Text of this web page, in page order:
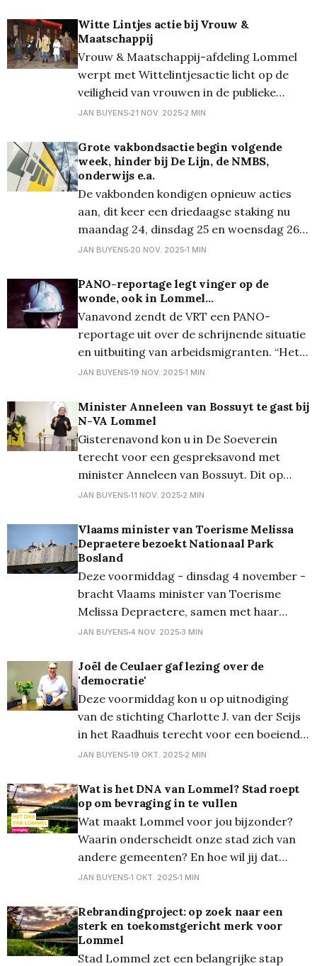
werkdag. In het Kristalpark en Balendijk
waren er geen
Witte Lintjes actie bij Vrouw &
Maatschappij
Vrouw & Maatschappij-afdeling Lommel
werpt met Wittelintjesactie licht op de
veiligheid van vrouwen in de publieke
ruimte. Want uit de Veiligheidsmonitor van
vrouwen zich onveilig voelt in hun buurt.
Met de Wittelintjesactie van 2025, die
vandaag plaatsvond, vraagt Vrouw &
Maatschappij
JAN BUYENS 21 NOV. 2025 2 MIN
Grote vakbondsactie begin volgende
week, hinder bij De Lijn, de NMBS,
onderwijs e.a.
De vakbonden kondigen opnieuw acties
aan, dit keer een driedaagse staking nu
maandag 24, dinsdag 25 en woensdag 26
november. De spoorwegen staken op 24
diensten in het land. Op 26 november is er
een nationale staking. De 3 grote
vakbonden (ACV, ABVV en
JAN BUYENS 20 NOV. 2025 1 MIN
PANO-reportage legt vinger op de
wonde, ook in Lommel...
Vanavond zendt de VRT een PANO-
reportage uit over de schrijnende situatie
en uitbuiting van arbeidsmigranten. “Het
is pijnlijk om te zien dat ook in onze stad
We kaarten dit al veelvuldig aan de in de
gemeenteraad.” zegt gemeenteraadslid
Katrien De Ruysscher. “Het is goed
JAN BUYENS 19 NOV. 2025 1 MIN
Minister Anneleen van Bossuyt te gast bij
N-VA Lommel
Gisterenavond kon u in De Soeverein
terecht voor een gespreksavond met
minister Anneleen van Bossuyt. Dit op
uitnodiging van de lokale N-VA afdeling. Er
minister had het dan ook over heel wat
thema's, zoals migratie (wat ook haar
eigen bevoegdheid
JAN BUYENS 11 NOV. 2025 2 MIN
Vlaams minister van Toerisme Melissa
Depraetere bezoekt Nationaal Park
Bosland
Deze voormiddag - dinsdag 4 november -
bracht Vlaams minister van Toerisme
Melissa Depraetere, samen met haar
kabinet, een werkbezoek aan Lommel. De
Vlaamse nationale parken, die een
belangrijke rol spelen in het versterken
van het binnenlands toerisme.
Toeristische troeven in Lommel uitgelicht
Het bezoek startte aan House
JAN BUYENS 4 NOV. 2025 3 MIN
Joël de Ceulaer gaf lezing over de
'democratie'
Deze voormiddag kon u op uitnodiging
van de stichting Charlotte J. van der Seijs
in het Raadhuis terecht voor een boeiende
lezing door journalist, schrijver en
vaak herhaald dat bijna iedereen het
intussen gelooft: onze democratie bevindt
zich in een diepe crisis. Ze
JAN BUYENS 19 OKT. 2025 2 MIN
Wat is het DNA van Lommel? Stad roept
op om bevraging in te vullen
Wat maakt Lommel voor jou bijzonder?
Waarin onderscheidt onze stad zich van
andere gemeenten? En hoe wil jij dat
Lommel zich in de toekomst profileert?
een bevraging om het DNA van de stad
scherp te stellen en roept inwoners,
bezoekers en ondernemers op om hun
JAN BUYENS 1 OKT. 2025 1 MIN
Rebrandingproject: op zoek naar een
sterk en toekomstgericht merk voor
Lommel
Stad Lommel zet een belangrijke stap